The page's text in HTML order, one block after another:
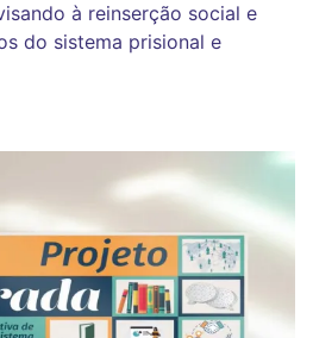
à reinserção social e
do sistema prisional e